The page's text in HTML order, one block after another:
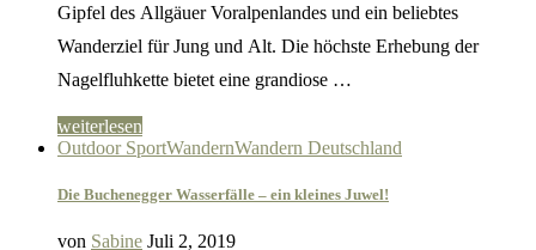
Gipfel des Allgäuer Voralpenlandes und ein beliebtes
Wanderziel für Jung und Alt. Die höchste Erhebung der
Nagelfluhkette bietet eine grandiose …
weiterlesen
Outdoor SportWandernWandern Deutschland
Die Buchenegger Wasserfälle – ein kleines Juwel!
von Sabine Juli 2, 2019